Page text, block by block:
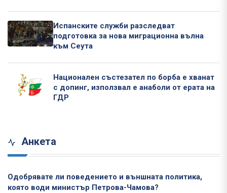
Испанските служби разследват
подготовка за нова миграционна вълна
към Сеута
Национален състезател по борба е хванат
с допинг, използвал е анаболи от ерата на
ГДР
Анкета
Одобрявате ли поведението и външната политика,
която води министър Петрова-Чамова?